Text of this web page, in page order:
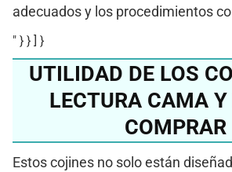
adecuados y los procedimientos
" } } ] }
UTILIDAD DE LOS
LECTURA CAMA Y
COMPRAR
Estos cojines no solo están